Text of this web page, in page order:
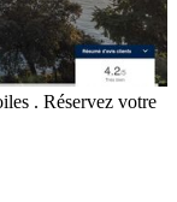
. Réservez votre